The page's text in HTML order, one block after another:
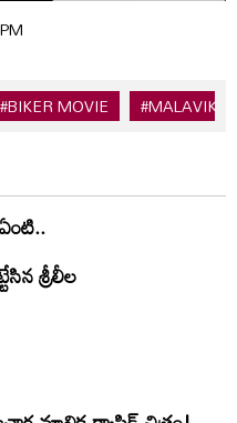
#BIKER MOVIE #MALAVIKA
శ్రీలీల